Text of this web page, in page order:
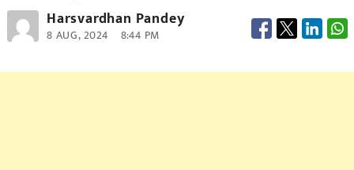
Harsvardhan Pandey
8 AUG, 2024 8:44 PM